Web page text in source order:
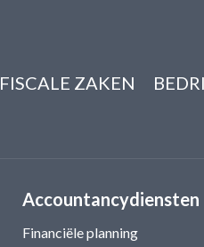
FISCALE ZAKEN
Accountancydiensten
Financiële planning